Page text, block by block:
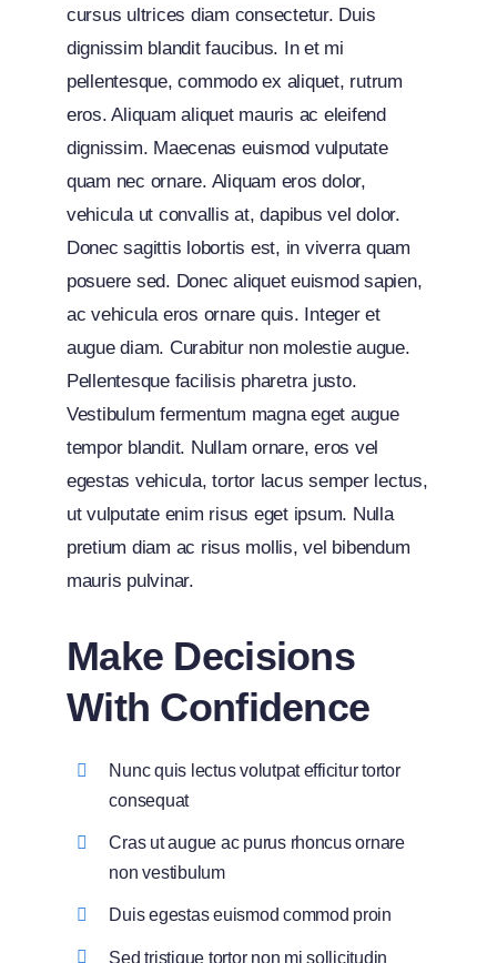
cursus ultrices diam consectetur. Duis
dignissim blandit faucibus. In et mi
pellentesque, commodo ex aliquet, rutrum
eros. Aliquam aliquet mauris ac eleifend
dignissim. Maecenas euismod vulputate
quam nec ornare. Aliquam eros dolor,
vehicula ut convallis at, dapibus vel dolor.
Donec sagittis lobortis est, in viverra quam
posuere sed. Donec aliquet euismod sapien,
ac vehicula eros ornare quis. Integer et
augue diam. Curabitur non molestie augue.
Pellentesque facilisis pharetra justo.
Vestibulum fermentum magna eget augue
tempor blandit. Nullam ornare, eros vel
egestas vehicula, tortor lacus semper lectus,
ut vulputate enim risus eget ipsum. Nulla
pretium diam ac risus mollis, vel bibendum
mauris pulvinar.
Make Decisions
With Confidence
Nunc quis lectus volutpat efficitur tortor
consequat
Cras ut augue ac purus rhoncus ornare
non vestibulum
Duis egestas euismod commod proin
Sed tristique tortor non mi sollicitudin